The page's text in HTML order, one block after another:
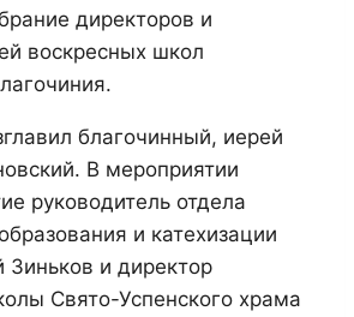
директоров и
воскресных школ
благочинный, иерей
В мероприятии
руководитель отдела
и катехизации
Зиньков и директор
Свято-Успенского храма